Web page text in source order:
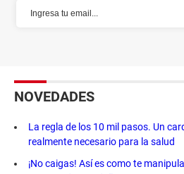
NOVEDADES
La regla de los 10 mil pasos. Un
realmente necesario para la salud
¡No caigas! Así es como te